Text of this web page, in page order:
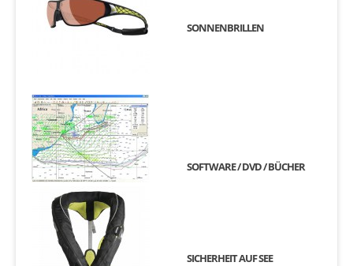
SONNENBRILLEN
SOFTWARE / DVD / BÜCHER
SICHERHEIT AUF SEE